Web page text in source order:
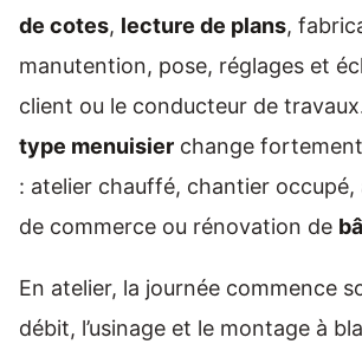
de cotes, lecture de plans,
manutention, pose, réglages et
client ou le conducteur de
type menuisier change
: atelier chauffé, chantier occupé,
de commerce ou rénovation de
En atelier, la journée commence
débit, l’usinage et le montage à